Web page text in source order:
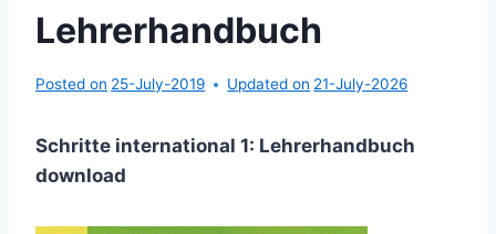
Lehrerhandbuch
Posted on 25-July-2019 Updated on 21-July-2026
Schritte international 1: Lehrerhandbuch
download